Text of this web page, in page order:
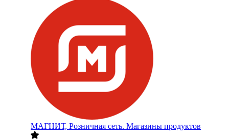
МАГНИТ, Розничная сеть. Магазины продуктов